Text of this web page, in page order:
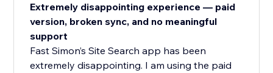
Extremely disappointing experience — paid
version, broken sync, and no meaningful
support
Fast Simon’s Site Search app has been
extremely disappointing. I am using the paid